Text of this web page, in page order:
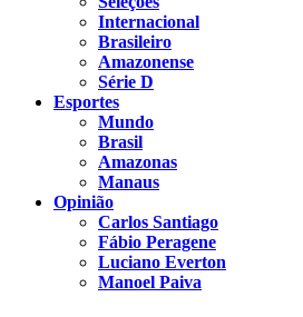
Internacional
Brasileiro
Amazonense
Série D
Esportes
Mundo
Brasil
Amazonas
Manaus
Opinião
Carlos Santiago
Fábio Peragene
Luciano Everton
Manoel Paiva